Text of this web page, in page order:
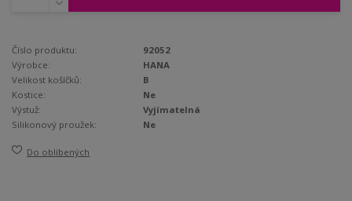
Číslo produktu:
92052
Výrobce:
HANA
Velikost košíčků:
B
Kostice:
Ne
Výstuž:
Vyjímatelná
Silikonový proužek:
Ne
Do oblíbených